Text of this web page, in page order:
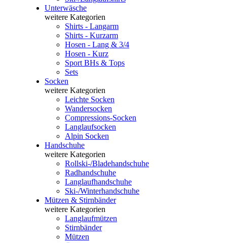
Unterwäsche
weitere Kategorien
Shirts - Langarm
Shirts - Kurzarm
Hosen - Lang & 3/4
Hosen - Kurz
Sport BHs & Tops
Sets
Socken
weitere Kategorien
Leichte Socken
Wandersocken
Compressions-Socken
Langlaufsocken
Alpin Socken
Handschuhe
weitere Kategorien
Rollski-/Bladehandschuhe
Radhandschuhe
Langlaufhandschuhe
Ski-/Winterhandschuhe
Mützen & Stirnbänder
weitere Kategorien
Langlaufmützen
Stirnbänder
Mützen